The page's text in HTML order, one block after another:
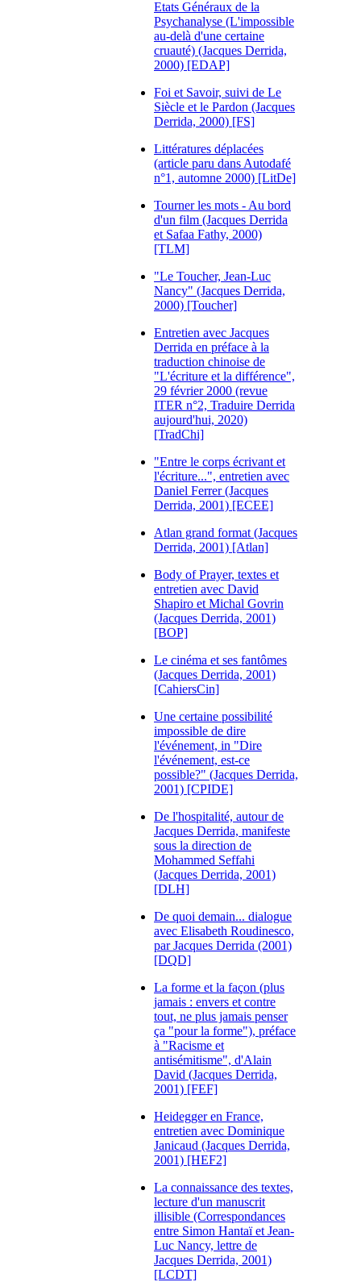
Etats Généraux de la
Psychanalyse (L'impossible
au-delà d'une certaine
cruauté) (Jacques Derrida,
2000) [EDAP]
Foi et Savoir, suivi de Le
Siècle et le Pardon (Jacques
Derrida, 2000) [FS]
Littératures déplacées
(article paru dans Autodafé
n°1, automne 2000) [LitDe]
Tourner les mots - Au bord
d'un film (Jacques Derrida
et Safaa Fathy, 2000)
[TLM]
"Le Toucher, Jean-Luc
Nancy" (Jacques Derrida,
2000) [Toucher]
Entretien avec Jacques
Derrida en préface à la
traduction chinoise de
"L'écriture et la différence",
29 février 2000 (revue
ITER n°2, Traduire Derrida
aujourd'hui, 2020)
[TradChi]
"Entre le corps écrivant et
l'écriture...", entretien avec
Daniel Ferrer (Jacques
Derrida, 2001) [ECEE]
Atlan grand format (Jacques
Derrida, 2001) [Atlan]
Body of Prayer, textes et
entretien avec David
Shapiro et Michal Govrin
(Jacques Derrida, 2001)
[BOP]
Le cinéma et ses fantômes
(Jacques Derrida, 2001)
[CahiersCin]
Une certaine possibilité
impossible de dire
l'événement, in "Dire
l'événement, est-ce
possible?" (Jacques Derrida,
2001) [CPIDE]
De l'hospitalité, autour de
Jacques Derrida, manifeste
sous la direction de
Mohammed Seffahi
(Jacques Derrida, 2001)
[DLH]
De quoi demain... dialogue
avec Elisabeth Roudinesco,
par Jacques Derrida (2001)
[DQD]
La forme et la façon (plus
jamais : envers et contre
tout, ne plus jamais penser
ça "pour la forme"), préface
à "Racisme et
antisémitisme", d'Alain
David (Jacques Derrida,
2001) [FEF]
Heidegger en France,
entretien avec Dominique
Janicaud (Jacques Derrida,
2001) [HEF2]
La connaissance des textes,
lecture d'un manuscrit
illisible (Correspondances
entre Simon Hantaï et Jean-
Luc Nancy, lettre de
Jacques Derrida, 2001)
[LCDT]